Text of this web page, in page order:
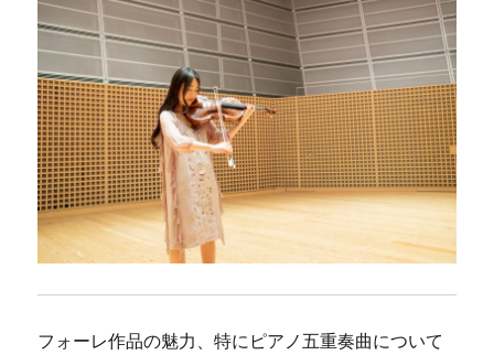
フォーレ作品の魅力、特にピアノ五重奏曲について